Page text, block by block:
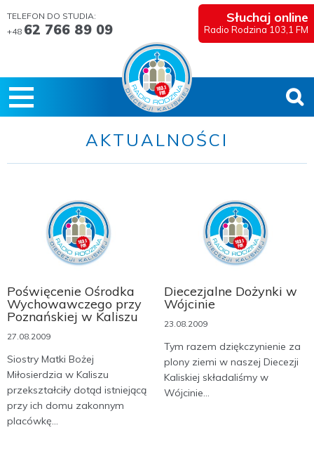
TELEFON DO STUDIA:
+48 62 766 89 09
Słuchaj online
Radio Rodzina 103,1 FM
AKTUALNOŚCI
Poświęcenie Ośrodka
Wychowawczego przy
Poznańskiej w Kaliszu
27.08.2009
Siostry Matki Bożej
Miłosierdzia w Kaliszu
przekształciły dotąd istniejącą
przy ich domu zakonnym
placówkę...
Diecezjalne Dożynki w
Wójcinie
23.08.2009
Tym razem dziękczynienie za
plony ziemi w naszej Diecezji
Kaliskiej składaliśmy w
Wójcinie...